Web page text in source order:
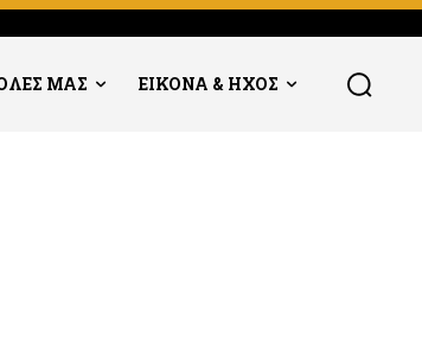
ΜΑΣ ΕΙΚΟΝΑ & ΗΧΟΣ